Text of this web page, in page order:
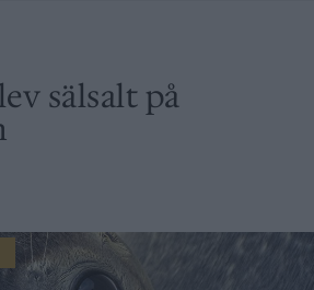
sälsalt på